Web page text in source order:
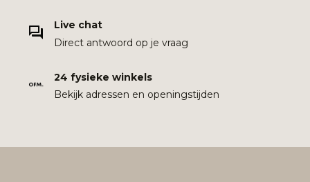
Live chat
Direct antwoord op je vraag
24 fysieke winkels
Bekijk adressen en openingstijden